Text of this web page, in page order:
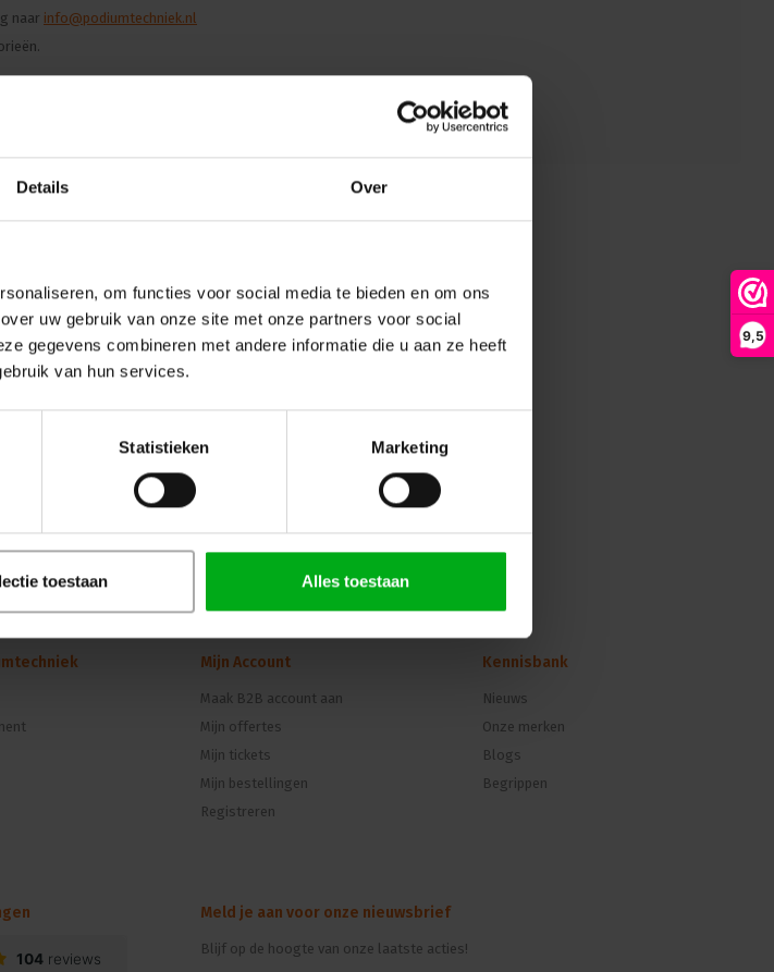
Details Over
om functies voor social media te bieden en om ons
uw gebruik van onze site met onze partners voor social
gegevens combineren met andere informatie die u aan ze heeft
van hun services.
Statistieken Marketing
toestaan Alles toestaan
9,5
naar info@podiumtechniek.nl
Mijn Account
Maak B2B account aan
Mijn offertes
Mijn tickets
Mijn bestellingen
Registreren
Kennisbank
Nieuws
Onze merken
Blogs
Begrippen
Meld je aan voor onze nieuwsbrief
Blijf op de hoogte van onze laatste acties!